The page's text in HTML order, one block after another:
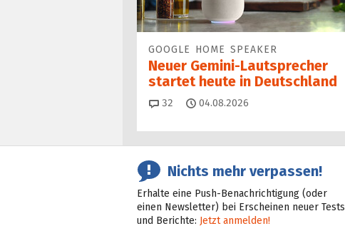
GOOGLE HOME SPEAKER
Neuer Gemini-Laut­spre­cher
startet heu­te in Deutschland
32 Kommentare
04.08.2026
Nichts mehr verpassen!
Erhalte eine Push-Benachrichtigung (oder
einen Newsletter) bei Erscheinen neuer Tests
und Berichte: Jetzt anmelden!